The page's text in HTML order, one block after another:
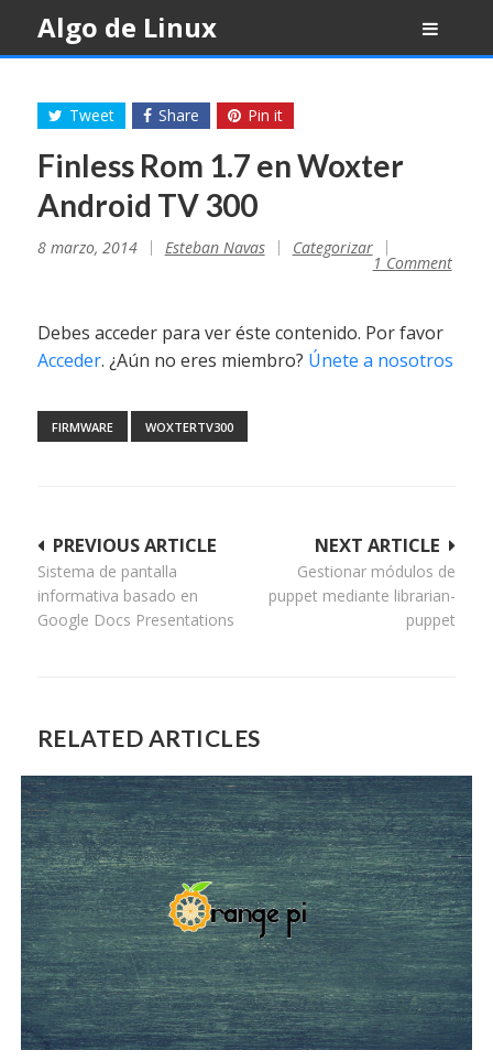
content
Algo de Linux
Tweet Share Pin it
Finless Rom 1.7 en Woxter
Android TV 300
8 marzo, 2014 Esteban Navas Categorizar
1 Comment
Debes acceder para ver éste contenido. Por favor
Acceder. ¿Aún no eres miembro? Únete a nosotros
FIRMWARE WOXTERTV300
Navegación
de
entradas
NEXT ARTICLE
Gestionar módulos de
puppet mediante librarian-
puppet
PREVIOUS ARTICLE
Sistema de pantalla
informativa basado en
Google Docs Presentations
RELATED ARTICLES